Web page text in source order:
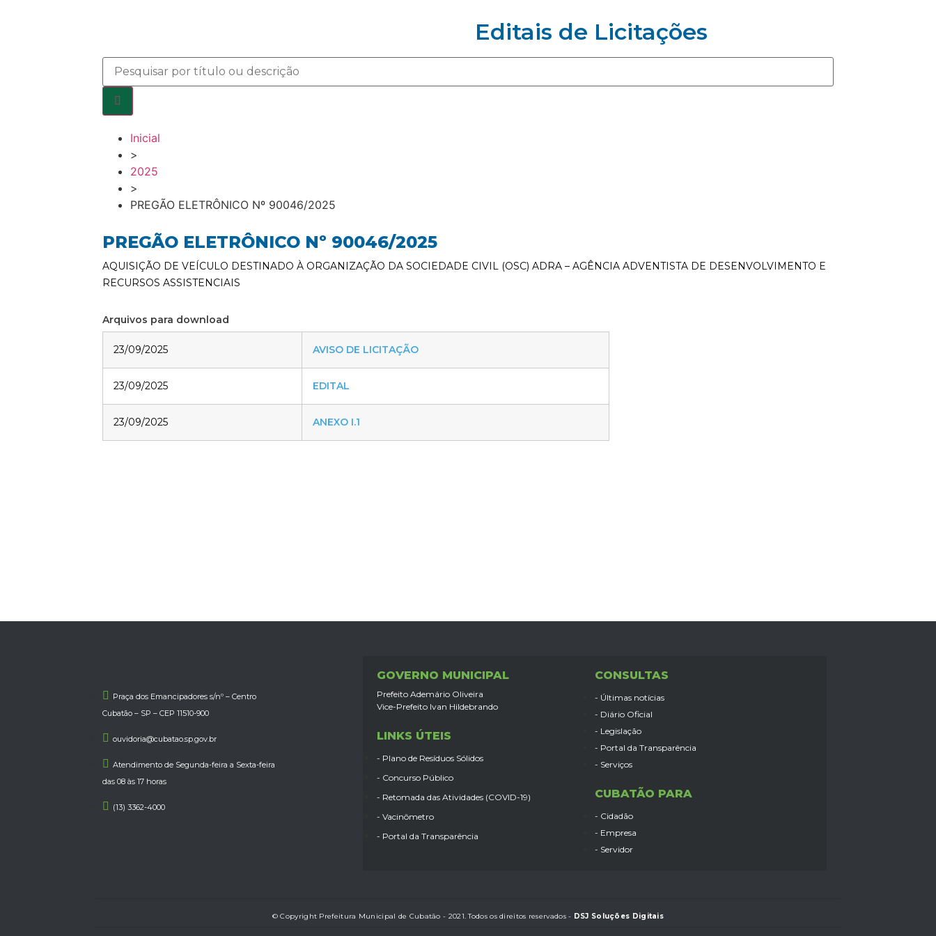
Editais de Licitações
Inicial
>
2025
>
PREGÃO ELETRÔNICO Nº 90046/2025
PREGÃO ELETRÔNICO Nº 90046/2025
AQUISIÇÃO DE VEÍCULO DESTINADO À ORGANIZAÇÃO DA SOCIEDADE CIVIL (OSC) ADRA – AGÊNCIA ADVENTISTA DE DESENVOLVIMENTO E
RECURSOS ASSISTENCIAIS
Arquivos para download
23/09/2025 AVISO DE LICITAÇÃO
23/09/2025 EDITAL
23/09/2025 ANEXO I.1
Praça dos Emancipadores s/nº – Centro
Cubatão – SP – CEP 11510-900
ouvidoria@cubatao.sp.gov.br
Atendimento de Segunda-feira a Sexta-feira
das 08 às 17 horas
(13) 3362-4000
GOVERNO MUNICIPAL
Prefeito Ademário Oliveira
Vice-Prefeito Ivan Hildebrando
LINKS ÚTEIS
- Plano de Resíduos Sólidos
- Concurso Público
- Retomada das Atividades (COVID-19)
- Vacinômetro
- Portal da Transparência
CONSULTAS
- Últimas notícias
- Diário Oficial
- Legislação
- Portal da Transparência
- Serviços
CUBATÃO PARA
- Cidadão
- Empresa
- Servidor
© Copyright Prefeitura Municipal de Cubatão - 2021. Todos os direitos reservados - DSJ Soluções Digitais